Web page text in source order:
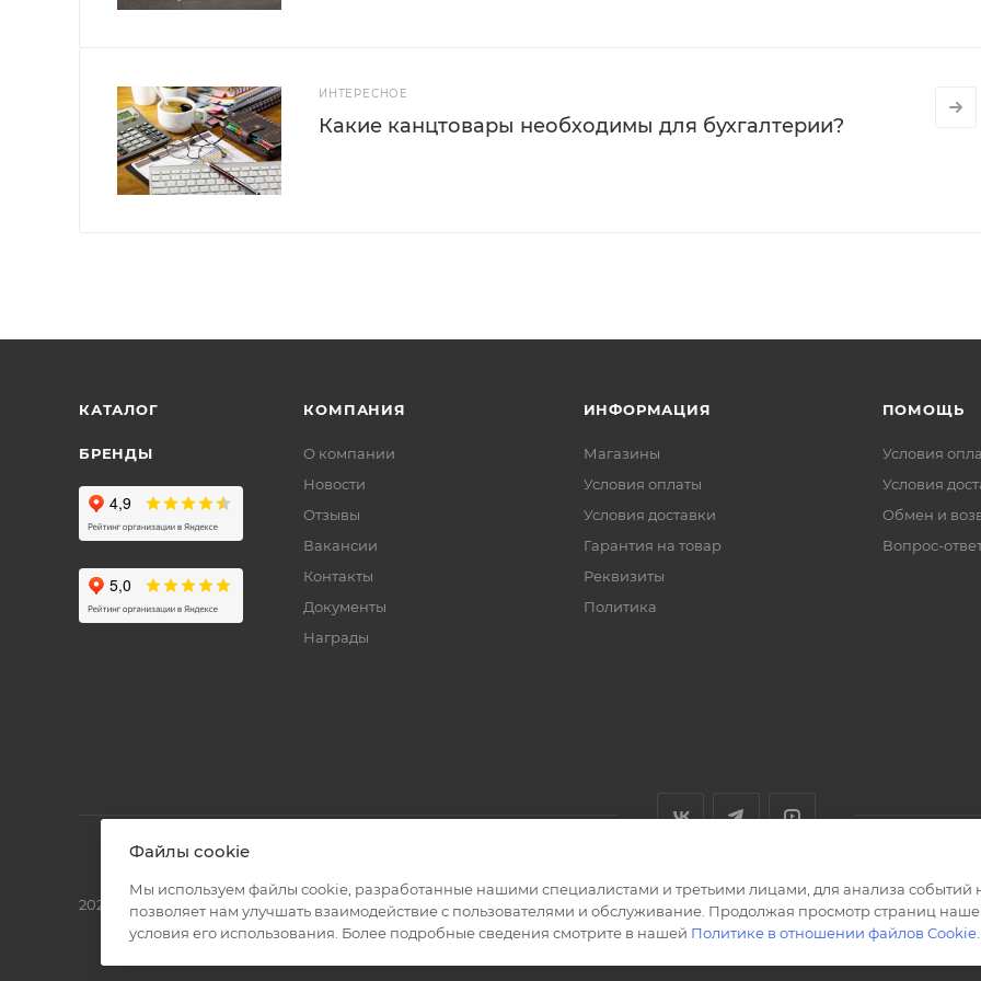
ИНТЕРЕСНОЕ
Какие канцтовары необходимы для бухгалтерии?
КАТАЛОГ
БРЕНДЫ
КОМПАНИЯ
О компании
Новости
Отзывы
Вакансии
Контакты
Документы
Награды
ИНФОРМАЦИЯ
Магазины
Условия оплаты
Условия доставки
Гарантия на товар
Реквизиты
Политика
ПОМОЩЬ
Условия
Условия
Обмен и
Вопрос-
2026 © Полиграф кит - интернет-магазин
Файлы cookie
Мы используем файлы cookie, разработанные нашими специалистами и третьими лицами, для анализа событий
позволяет нам улучшать взаимодействие с пользователями и обслуживание. Продолжая просмотр страниц
условия его использования. Более подробные сведения смотрите в нашей Политике в отношении файлов Cookie